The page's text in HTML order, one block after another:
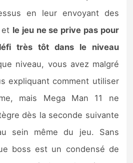
en leur envoyant des
et le jeu ne se prive pas pour
très tôt dans le niveau
niveau, vous avez malgré
expliquant comment utiliser
mais Mega Man 11 ne
dès la seconde suivante
sein même du jeu. Sans
boss est un condensé de